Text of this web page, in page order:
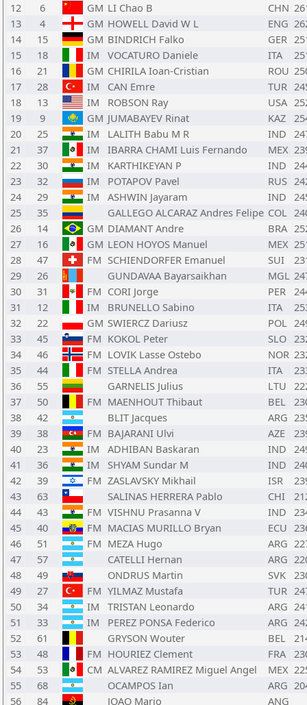
12
6 GM LI Chao B CHN
13
4 GM HOWELL David W L ENG
14
15 GM BINDRICH Falko GER
15
18 IM VOCATURO Daniele ITA
16
21 GM CHIRILA Ioan-Cristian ROU
17
28 IM CAN Emre TUR
18
13 IM ROBSON Ray USA
19
9 GM JUMABAYEV Rinat KAZ
20
25 IM LALITH Babu M R IND
21
37 IM IBARRA CHAMI Luis Fernando MEX
22
30 IM KARTHIKEYAN P IND
23
32 IM POTAPOV Pavel RUS
24
29 IM ASHWIN Jayaram IND
25
35 GALLEGO ALCARAZ Andres Felipe COL
26
14 GM DIAMANT Andre BRA
27
16 GM LEON HOYOS Manuel MEX
28
47 FM SCHIENDORFER Emanuel SUI
29
26 GUNDAVAA Bayarsaikhan MGL
30
31 FM CORI Jorge PER
31
12 IM BRUNELLO Sabino ITA
32
22 GM SWIERCZ Dariusz POL
33
45 FM KOKOL Peter SLO
34
46 FM LOVIK Lasse Ostebo NOR
35
44 FM STELLA Andrea ITA
36
55 GARNELIS Julius LTU
37
50 FM MAENHOUT Thibaut BEL
38
42 BLIT Jacques ARG
39
38 FM BAJARANI Ulvi AZE
40
23 IM ADHIBAN Baskaran IND
41
36 IM SHYAM Sundar M IND
42
39 FM ZASLAVSKY Mikhail ISR
43
63 SALINAS HERRERA Pablo CHI
44
43 FM VISHNU Prasanna V IND
45
40 FM MACIAS MURILLO Bryan ECU
46
51 FM MEZA Hugo ARG
47
57 CATELLI Hernan ARG
48
49 ONDRUS Martin SVK
49
27 FM YILMAZ Mustafa TUR
50
34 IM TRISTAN Leonardo ARG
51
33 IM PEREZ PONSA Federico ARG
52
61 GRYSON Wouter BEL
53
48 FM HOURIEZ Clement FRA
54
53 CM ALVAREZ RAMIREZ Miguel Angel MEX
55
68 OCAMPOS Ian ARG
56
84 JOAO Mario
ANG